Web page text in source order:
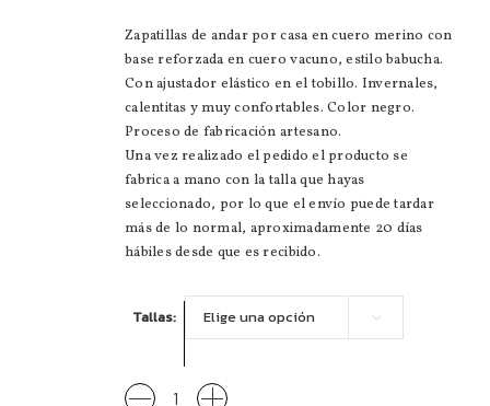
Zapatillas de andar por casa en cuero merino con
base reforzada en cuero vacuno, estilo babucha.
Con ajustador elástico en el tobillo. Invernales,
calentitas y muy confortables. Color negro.
Proceso de fabricación artesano.
Una vez realizado el pedido el producto se
fabrica a mano con la talla que hayas
seleccionado, por lo que el envío puede tardar
más de lo normal, aproximadamente 20 días
hábiles desde que es recibido.
Tallas Elige una opción
Zapatillas